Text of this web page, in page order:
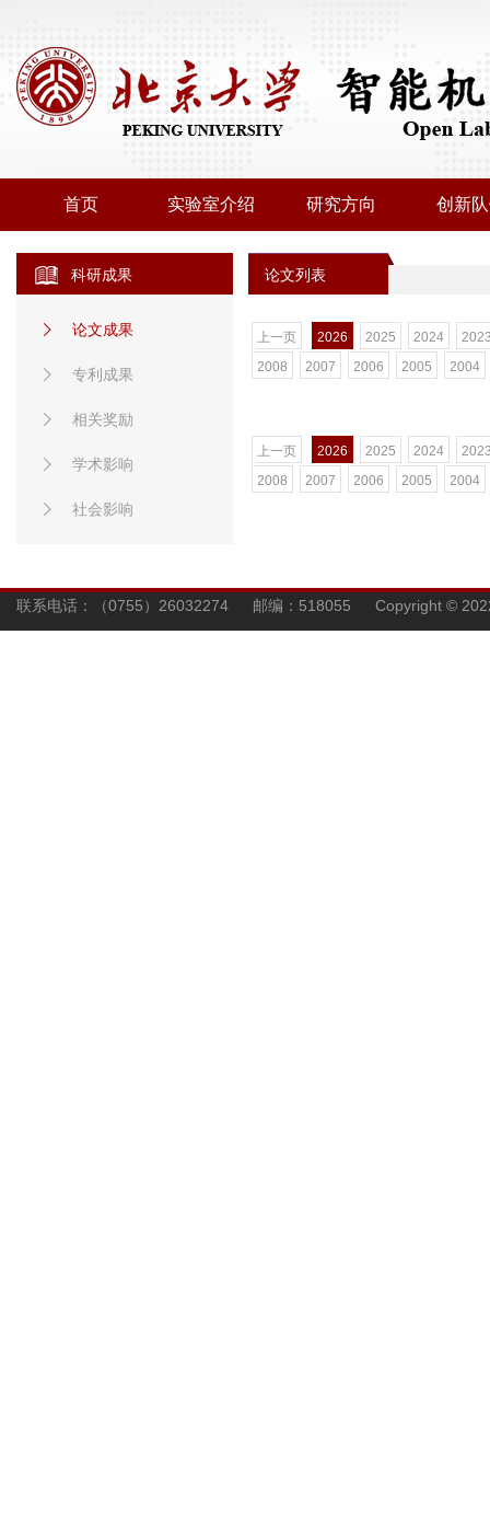
首页 实验室介绍 研究方向 创新
科研成果
论文成果
专利成果
相关奖励
学术影响
社会影响
论文列表
上一页 2026 2025 2024
2008
2007 2006 2005 2004
上一页 2026 2025 2024
2008
2007 2006 2005 2004
联系电话：（0755）26032274 邮编：518055 Copyright ©